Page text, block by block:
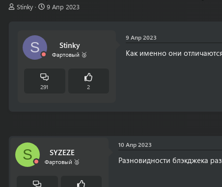
А
Stinky
Д
н
а
л
а
9 Апр 2023
S Stinky
Фартовый 🥈
291 2
9 Апр 2023
Как именно они
S SYZEZE
Фартовый 🥈
10 Апр 2023
Разновидности блэкджека